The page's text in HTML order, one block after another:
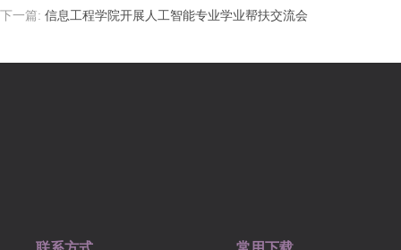
下一篇: 信息工程学院开展人工智能专业学业帮扶交流会